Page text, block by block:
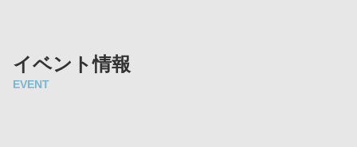
イベント情報
EVENT